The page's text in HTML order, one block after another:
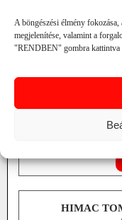
A böngészési élmény
megjelenítése, valamint a
"RENDBEN" gombra kattintva
tömeg: 1050-2000 kg
HIMAC